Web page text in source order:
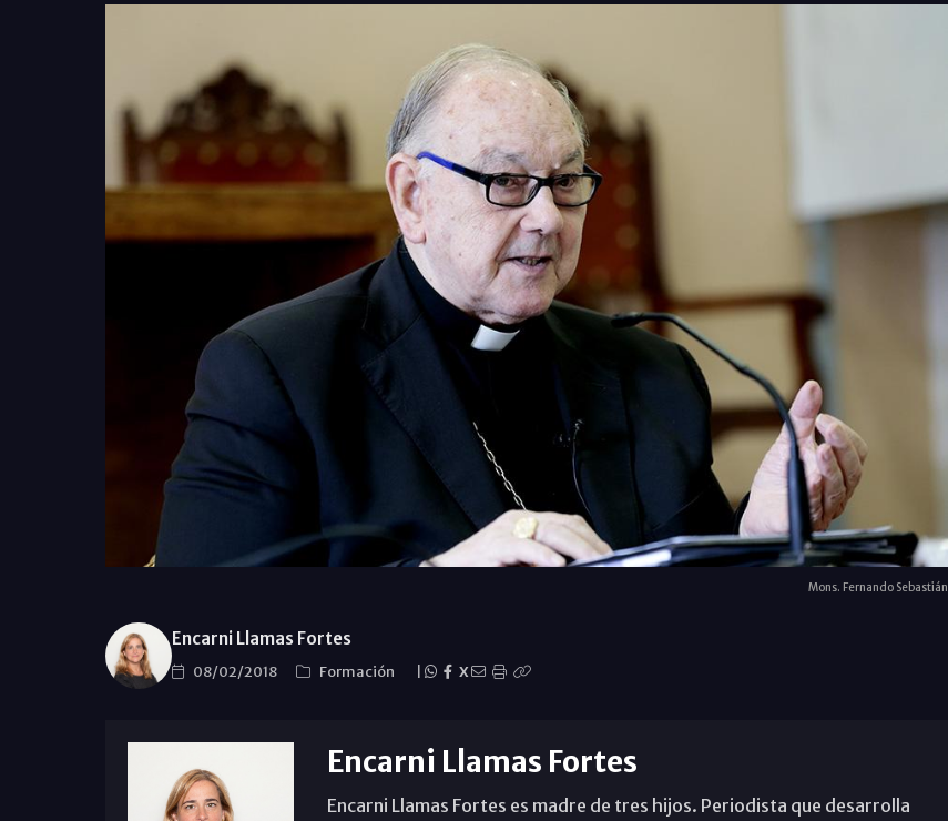
Mons. Fernando Sebastián
Encarni Llamas Fortes
08/02/2018 Formación X
Encarni Llamas Fortes
Encarni Llamas Fortes es madre de tres hijos. Periodista que desarrolla